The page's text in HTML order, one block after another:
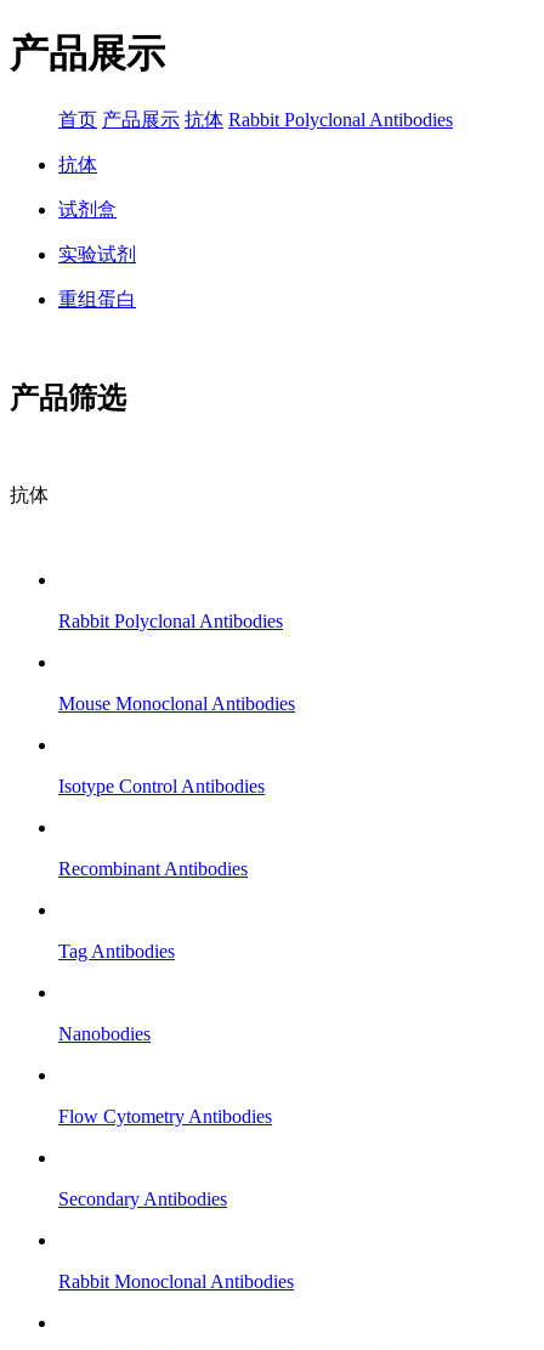
产品展示
首页 产品展示 抗体 Rabbit Polyclonal Antibodies
抗体
试剂盒
实验试剂
重组蛋白
产品筛选
抗体
Rabbit Polyclonal Antibodies
Mouse Monoclonal Antibodies
Isotype Control Antibodies
Recombinant Antibodies
Tag Antibodies
Nanobodies
Flow Cytometry Antibodies
Secondary Antibodies
Rabbit Monoclonal Antibodies